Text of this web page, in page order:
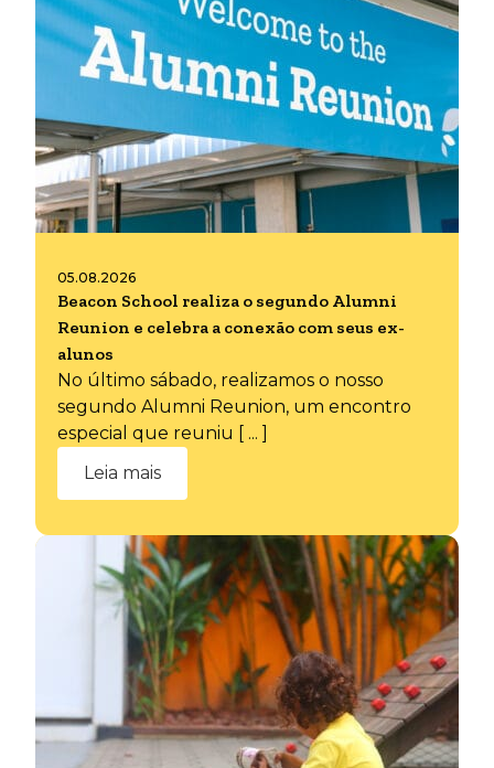
05.08.2026
Beacon School realiza o segundo Alumni
Reunion e celebra a conexão com seus ex-
alunos
No último sábado, realizamos o nosso
segundo Alumni Reunion, um encontro
especial que reuniu [ ... ]
Leia mais